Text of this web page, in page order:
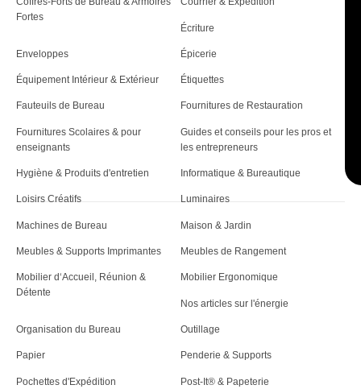
e
Fortes
Écriture
Enveloppes Épicerie
Équipement Intérieur & Extérieur Étiquettes
Fauteuils de Bureau Fournitures de Restauration
Fournitures Scolaires & pour
enseignants
Guides et conseils pour les pros et
les entrepreneurs
Hygiène & Produits d'entretien Informatique & Bureautique
Loisirs Créatifs Luminaires
Machines de Bureau Maison & Jardin
Meubles & Supports Imprimantes Meubles de Rangement
Mobilier d‘Accueil, Réunion &
Détente
Mobilier Ergonomique
Nos articles sur l'énergie
Organisation du Bureau Outillage
Papier Penderie & Supports
Pochettes d'Expédition Post-It® & Papeterie